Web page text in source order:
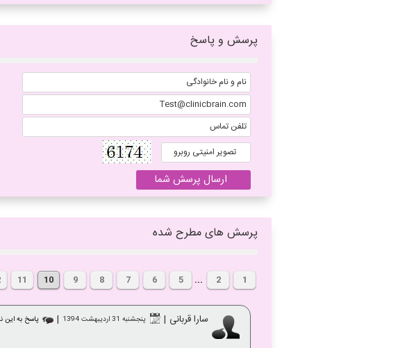
پرسش و پاسخ
پرسش های مطرح شده
1
2
...
5
6
7
8
9
10
11
سارا قربانی | پنجشنبه 31 ارديبهشت 1394 | پاسخ به این